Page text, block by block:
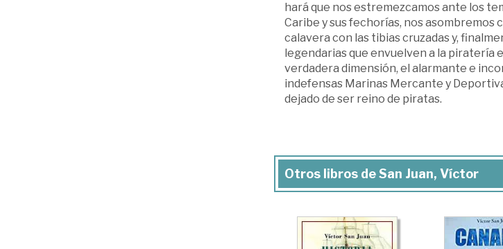
hará que nos estremezcamos ante los
Caribe y sus fechorías, nos asombremos
calavera con las tibias cruzadas y,
legendarias que envuelven a la piratería
verdadera dimensión, el alarmante e
indefensas Marinas Mercante y
dejado de ser reino de piratas.
Otros libros de San Juan, Víctor